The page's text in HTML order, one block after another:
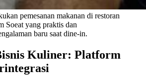
pemesanan makanan di restoran
Soeat yang praktis dan
baru saat dine-in.
Kuliner: Platform